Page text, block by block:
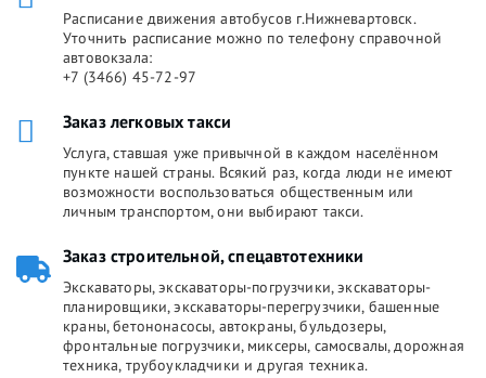
Расписание движения автобусов г.Нижневартовск.
Уточнить расписание можно по телефону справочной
автовокзала:
+7 (3466) 45-72-97
Заказ легковых такси
Услуга, ставшая уже привычной в каждом населённом
пункте нашей страны. Всякий раз, когда люди не имеют
возможности воспользоваться общественным или
личным транспортом, они выбирают такси.
Заказ строительной, спецавтотехники
Экскаваторы, экскаваторы-погрузчики, экскаваторы-
планировщики, экскаваторы-перегрузчики, башенные
краны, бетононасосы, автокраны, бульдозеры,
фронтальные погрузчики, миксеры, самосвалы, дорожная
техника, трубоукладчики и другая техника.